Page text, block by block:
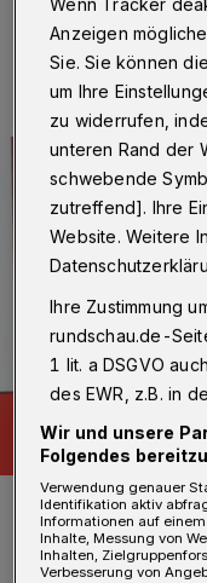
29.04.2021 , 21:48
Symbolbild.
Foto: Christoph Petersen
Wenn Tracker
Anzeigen
Sie. Sie können
um Ihre
zu widerrufen,
unteren Rand der
schwebende
zutreffend]. Ihre
Website. Weitere
Ihre Zustimmung
rundschau.de-
1 lit. a DSGVO
des EWR, z.B. in
Wir und unsere
Folgendes
Verwendung genauer
Identifikation aktiv
Informationen auf
Inhalte, Messung von
Inhalten,
Verbesserung von